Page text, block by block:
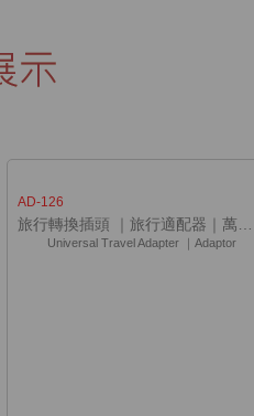
AD-126
旅行轉換插頭 ｜旅行適配器｜萬能插頭｜客製旅行轉換插頭
Universal Travel Adapter ｜Adaptor